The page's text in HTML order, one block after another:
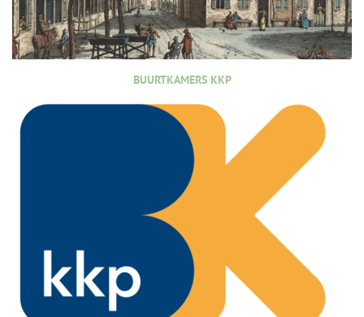
BUURTKAMERS KKP